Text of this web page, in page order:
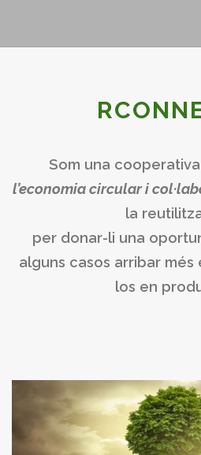
Som una
l’economia circular i
la
per donar-li una
alguns casos arribar
los en